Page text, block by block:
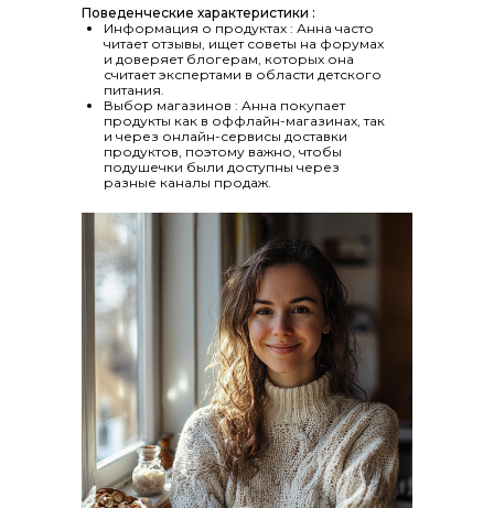
Поведенческие характеристики :
Информация о продуктах : Анна часто
читает отзывы, ищет советы на форумах
и доверяет блогерам, которых она
считает экспертами в области детского
питания.
Выбор магазинов : Анна покупает
продукты как в оффлайн-магазинах, так
и через онлайн-сервисы доставки
продуктов, поэтому важно, чтобы
подушечки были доступны через
разные каналы продаж.